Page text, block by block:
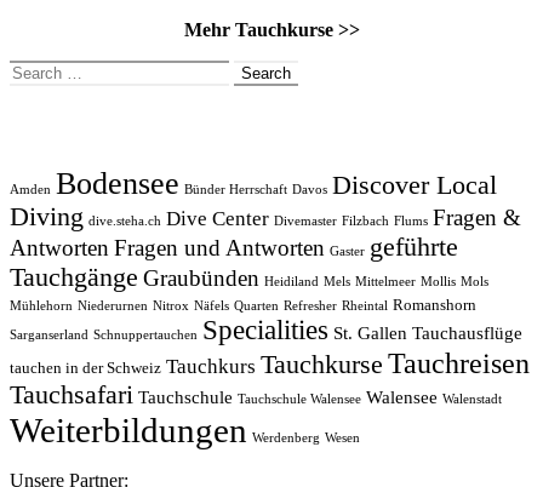
Mehr Tauchkurse >>
Search
Amden Bodensee Bünder Herrschaft Davos Discover Local
Diving dive.steha.ch Dive Center Divemaster Filzbach Flums Fragen &
AntwortenFragen und Antworten Gaster geführte
Tauchgänge Graubünden Heidiland Mels Mittelmeer Mollis Mols
Mühlehorn Niederurnen Nitrox Näfels Quarten Refresher Rheintal Romanshorn
Sarganserland Schnuppertauchen Specialities St. Gallen Tauchausflüge
tauchen in der Schweiz Tauchkurs Tauchkurse Tauchreisen
Tauchsafari Tauchschule Tauchschule Walensee Walensee Walenstadt
Weiterbildungen Werdenberg Wesen
Unsere Partner: